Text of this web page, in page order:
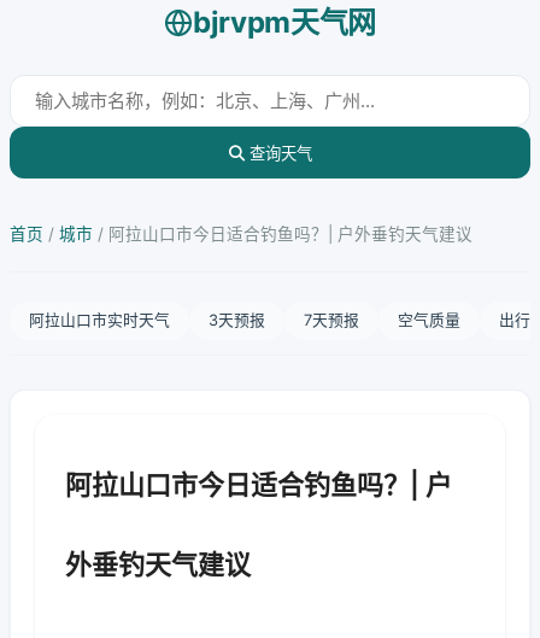
bjrvpm天气网
查询天气
首页 / 城市 / 阿拉山口市今日适合钓鱼吗？| 户外垂钓天气建议
阿拉山口市实时天气 3天预报 7天预报 空气质量 出行
阿拉山口市今日适合钓鱼吗？| 户
外垂钓天气建议